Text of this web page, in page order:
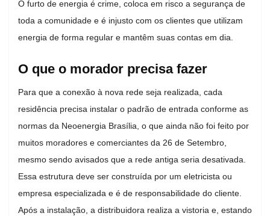
O furto de energia é crime, coloca em risco a segurança de
toda a comunidade e é injusto com os clientes que utilizam
energia de forma regular e mantêm suas contas em dia.
O que o morador precisa fazer
Para que a conexão à nova rede seja realizada, cada
residência precisa instalar o padrão de entrada conforme as
normas da Neoenergia Brasília, o que ainda não foi feito por
muitos moradores e comerciantes da 26 de Setembro,
mesmo sendo avisados que a rede antiga seria desativada.
Essa estrutura deve ser construída por um eletricista ou
empresa especializada e é de responsabilidade do cliente.
Após a instalação, a distribuidora realiza a vistoria e, estando